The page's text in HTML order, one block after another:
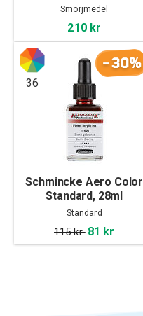
Smörjmedel
210 kr
-30%
36
Schmincke Aero Color
Standard, 28ml
Standard
115 kr 81 kr